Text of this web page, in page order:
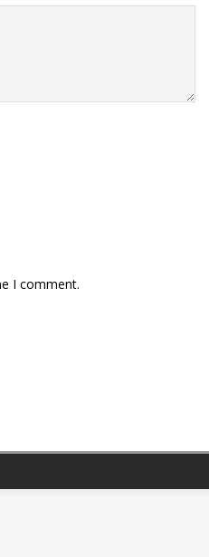
I comment.